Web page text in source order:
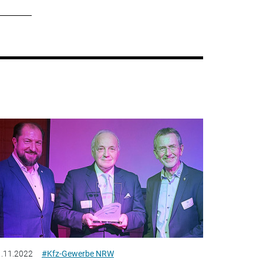
#Kfz-Gewerbe NRW